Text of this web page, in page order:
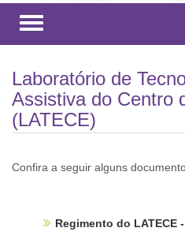
Toggle
Laboratório de
Assistiva do Centro
(LATECE)
Confira a seguir alguns
Regimento do LATECE -